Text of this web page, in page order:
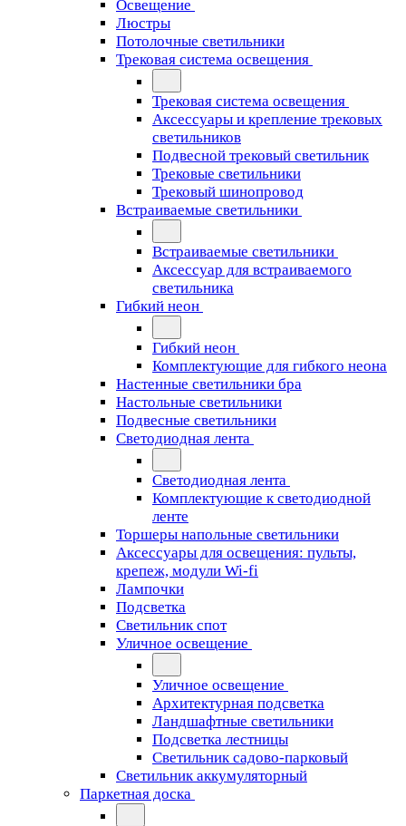
Освещение
Люстры
Потолочные светильники
Трековая система освещения
Трековая система освещения
Аксессуары и крепление трековых
светильников
Подвесной трековый светильник
Трековые светильники
Трековый шинопровод
Встраиваемые светильники
Встраиваемые светильники
Аксессуар для встраиваемого
светильника
Гибкий неон
Гибкий неон
Комплектующие для гибкого неона
Настенные светильники бра
Настольные светильники
Подвесные светильники
Светодиодная лента
Светодиодная лента
Комплектующие к светодиодной
ленте
Торшеры напольные светильники
Аксессуары для освещения: пульты,
крепеж, модули Wi-fi
Лампочки
Подсветка
Светильник спот
Уличное освещение
Уличное освещение
Архитектурная подсветка
Ландшафтные светильники
Подсветка лестницы
Светильник садово-парковый
Светильник аккумуляторный
Паркетная доска